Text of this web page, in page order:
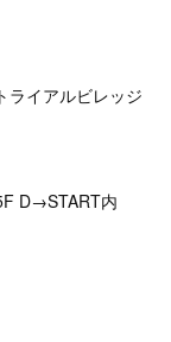
ライアルビレッジ
D→START内